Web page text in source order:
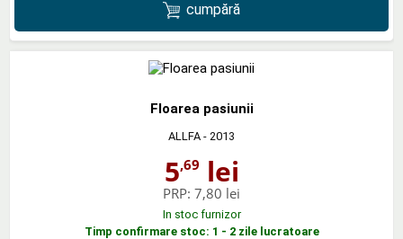
cumpără
Floarea pasiunii
ALLFA - 2013
5,69 lei
PRP: 7,80 lei
In stoc furnizor
Timp confirmare stoc: 1 - 2 zile lucratoare